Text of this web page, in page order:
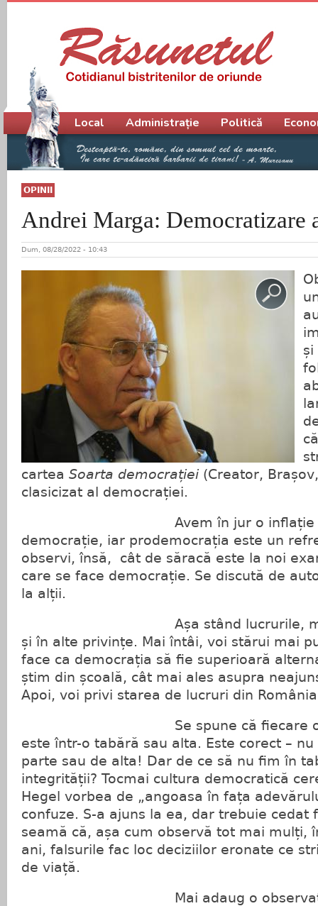
OPINII
Andrei Marga: Democratizare
Dum, 08/28/2022 - 10:43
și
cartea Soarta democrației (Creator,
clasicizat al democrației.
Avem în jur o inflație de
democrație, iar prodemocrația este un
observi, însă, cât de săracă este la noi
care se face democrație. Se discută de
la alții.
Așa stând lucrurile, mă
și în alte privințe. Mai întâi, voi stărui mai
face ca democrația să fie superioară
știm din școală, cât mai ales asupra
Apoi, voi privi starea de lucruri din
Se spune că fiecare om
este într-o tabără sau alta. Este corect –
parte sau de alta! Dar de ce să nu fim în
integrității? Tocmai cultura democratică
Hegel vorbea de „angoasa în fața
confuze. S-a ajuns la ea, dar trebuie cedat
seamă că, așa cum observă tot mai mulți,
ani, falsurile fac loc deciziilor eronate ce
de viață.
Mai adaug o observație.
Meniu principal
Local Administrație Politică